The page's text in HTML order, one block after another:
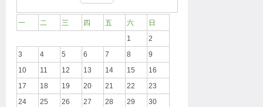
一 二 三 四 五 六
日
1
2
3
4 5 6 7 8
9
10
11 12 13 14 15
16
17
18 19 20 21 22
23
24
25 26 27 28 29
30